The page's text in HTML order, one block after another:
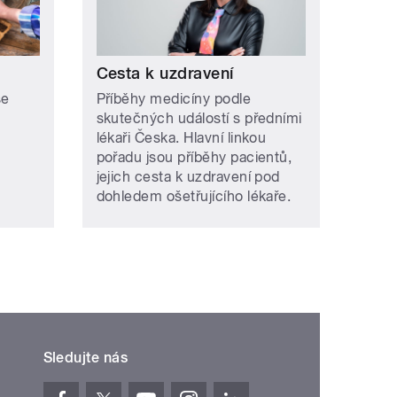
Cesta k uzdravení
Příběhy medicíny podle
skutečných událostí s předními
lékaři Česka. Hlavní linkou
pořadu jsou příběhy pacientů,
jejich cesta k uzdravení pod
dohledem ošetřujícího lékaře.
Sledujte nás